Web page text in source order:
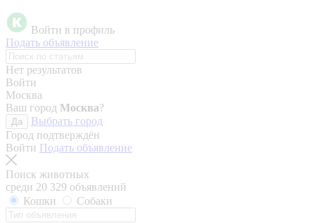
Войти в профиль
Подать объявление
Нет результатов
Войти
Москва
Ваш город Москва?
Да
Выбрать город
Город подтверждён
Войти Подать объявление
Поиск животных
среди 20 329 объявлений
Кошки
Собаки